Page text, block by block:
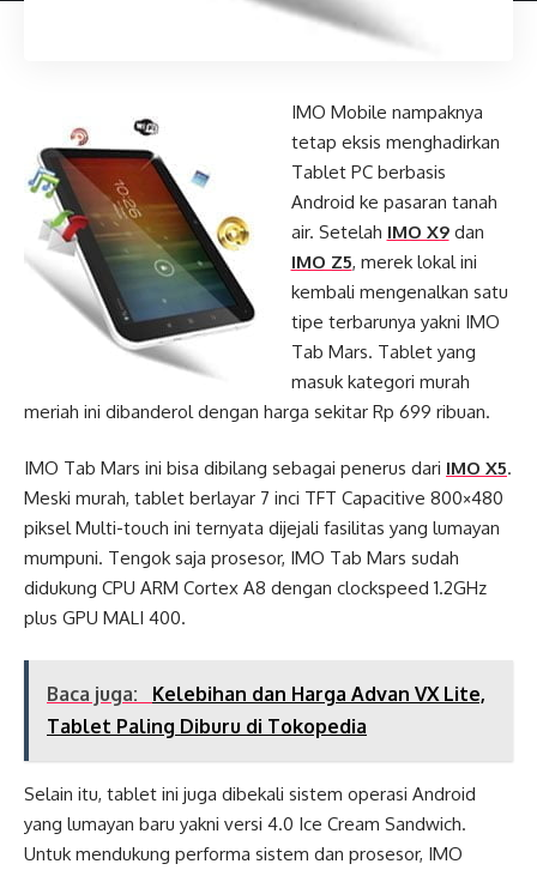
IMO Mobile nampaknya
tetap eksis menghadirkan
Tablet PC berbasis
Android ke pasaran tanah
air. Setelah IMO X9dan
IMO Z5, merek lokal ini
kembali mengenalkan satu
tipe terbarunya yakni IMO
Tab Mars. Tablet yang
masuk kategori murah
meriah ini dibanderol dengan harga sekitar Rp 699 ribuan.
IMO Tab Mars ini bisa dibilang sebagai penerus dari IMO X5.
Meski murah, tablet berlayar 7 inci TFT Capacitive 800×480
piksel Multi-touch ini ternyata dijejali fasilitas yang lumayan
mumpuni. Tengok saja prosesor, IMO Tab Mars sudah
didukung CPU ARM Cortex A8 dengan clockspeed 1.2GHz
plus GPU MALI 400.
Baca juga:
Kelebihan dan Harga Advan VX Lite,
Tablet Paling Diburu di Tokopedia
Selain itu, tablet ini juga dibekali sistem operasi Android
yang lumayan baru yakni versi 4.0 Ice Cream Sandwich.
Untuk mendukung performa sistem dan prosesor, IMO